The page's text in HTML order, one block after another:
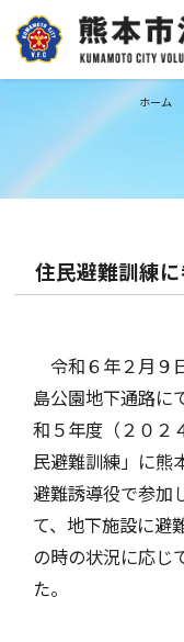
ホーム
住民避難訓練
令和６年２月９
島公園地下通路に
和５年度（２０２
民避難訓練」に熊
避難誘導役で参加
て、地下施設に避
の時の状況に応じ
た。
消防団の紹介
組織・あゆみ
行事計画
活動報告
消防団員募集
消防団員になるに
処遇のご案内
会員専用